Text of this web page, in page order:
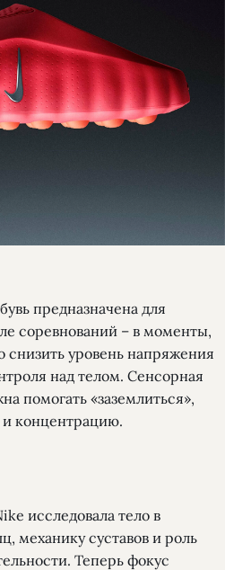
предназначена для
соревнований – в моменты,
снизить уровень напряжения
над телом. Сенсорная
помогать «заземлиться»,
и концентрацию.
исследовала тело в
механику суставов и роль
Теперь фокус